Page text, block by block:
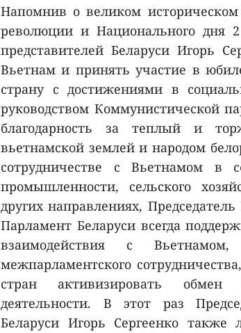
Напомнив о великом историческом
революции и Национального дня
представителей Беларуси Игорь
Вьетнам и принять участие в
страну с достижениями в
руководством Коммунистической
благодарность за теплый и
вьетнамской землей и народом
сотрудничестве с Вьетнамом в
промышленности, сельского
других направлениях,
Парламент Беларуси всегда
взаимодействия с
межпарламентского
стран активизировать обмен
деятельности. В этот раз
Беларуси Игорь Сергеенко также